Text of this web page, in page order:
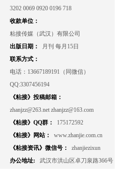
3202 0069 0920 0196 718
收款单位：
粘接传媒（武汉）有限公司
出版日期：
月刊 每月15日
联系方式：
电话：13667189191（同微信）
QQ:3307456194
《粘接》投稿邮箱：
zhanjzz@263.net zhanjzz@163.com
《粘接》QQ群：
175172592
《粘接》网站：
www.zhanjie.com.cn
《粘接资讯》微信号：
zhanjiezixun
办公地址:
武汉市洪山区卓刀泉路366号